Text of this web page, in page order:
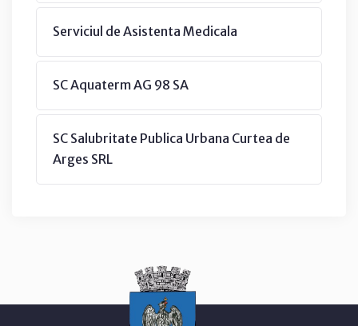
Serviciul de Asistenta Medicala
SC Aquaterm AG 98 SA
SC Salubritate Publica Urbana Curtea de
Arges SRL